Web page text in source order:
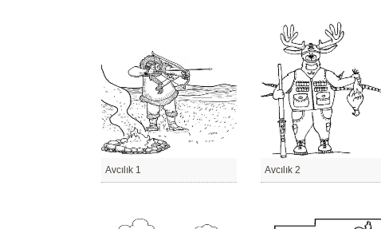
Avcılık 1 Avcılık 2